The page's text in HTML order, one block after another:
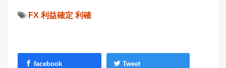
FX 利益確定 利確
facebook Tweet